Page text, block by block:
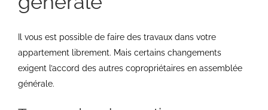
Il vous est possible de faire des travaux dans votre
appartement librement. Mais certains changements
exigent l’accord des autres copropriétaires en assemblée
générale.